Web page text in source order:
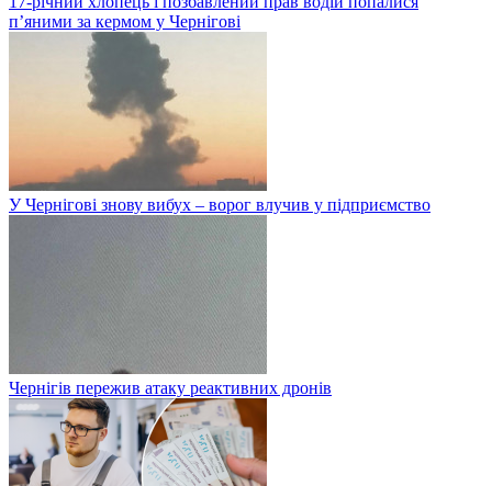
п’яними за кермом у Чернігові
У Чернігові знову вибух – ворог влучив у підприємство
Чернігів пережив атаку реактивних дронів